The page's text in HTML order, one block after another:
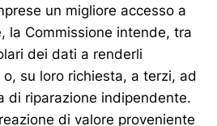
un migliore accesso a
la Commissione intende, tra
dei dati a renderli
su loro richiesta, a terzi, ad
di riparazione indipendente.
di valore proveniente